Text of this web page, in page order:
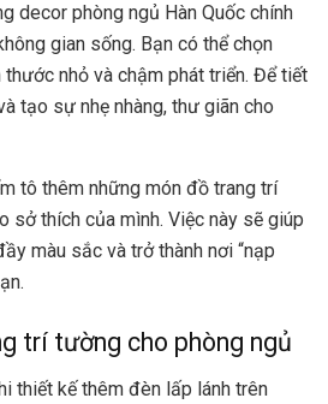
decor phòng ngủ Hàn Quốc chính
gian sống. Bạn có thể chọn
nhỏ và chậm phát triển. Để tiết
tạo sự nhẹ nhàng, thư giãn cho
tô thêm những món đồ trang trí
sở thích của mình. Việc này sẽ giúp
màu sắc và trở thành nơi “nạp
trí tường cho phòng ngủ
thiết kế thêm đèn lấp lánh trên